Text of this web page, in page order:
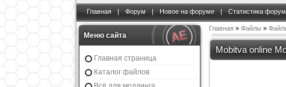
Главная | Форум | Новое на форуме | Статистика
Меню сайта
Главная страница
Каталог файлов
Главная » Файлы »
Mobitva online